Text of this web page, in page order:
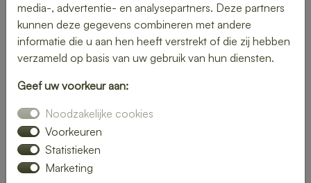
Lunch bezorgen in Bocholtz
– vers, snel en zorgeloos
genieten
bezorgen in Bocholtz en geniet van verse, smakelijke
gerechten zonder gedoe. Van luxe broodjes tot gezonde
bowls – wij bezorgen jouw favoriete lunch waar jij maar wilt.
Bestel eenvoudig online en wij zorgen voor een snelle
media-, advertentie- en analysepartners. Deze partners
kunnen deze gegevens combineren met andere
informatie die u aan hen heeft verstrekt of die zij hebben
verzameld op basis van uw gebruik van hun diensten.
Geef uw voorkeur aan:
Noodzakelijke cookies
Voorkeuren
Statistieken
Marketing